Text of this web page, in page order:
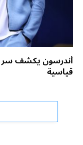
أندرسون يكشف سر
قياسية